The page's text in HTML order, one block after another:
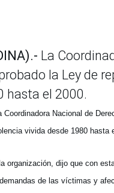
La
la Ley de
hasta el 2000.
Coordinadora Nacional de
vivida desde 1980 hasta
organización, dijo que con
de las víctimas y